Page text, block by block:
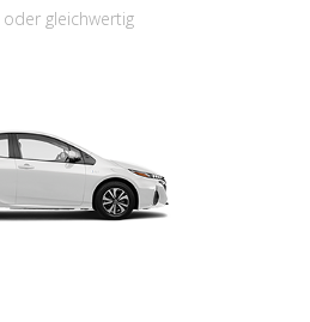
gleichwertig